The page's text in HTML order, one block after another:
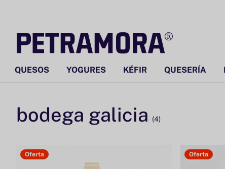
QUESOS YOGURES KÉFIR QUESERÍA
bodega galicia (4)
Oferta Oferta